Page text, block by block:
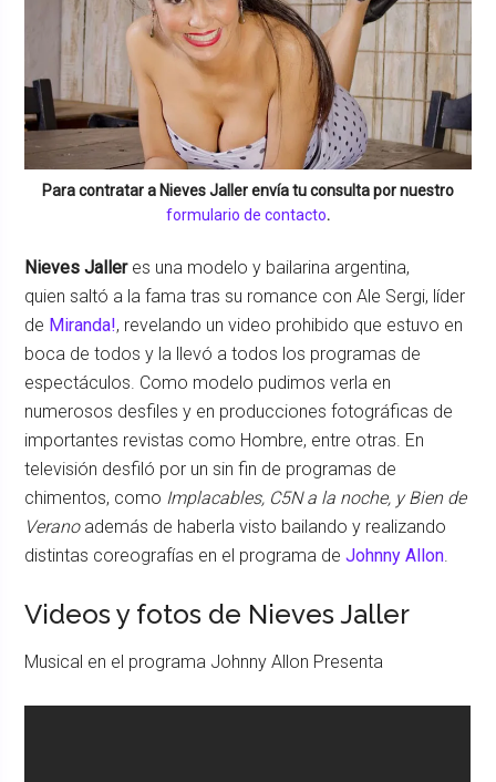
Para contratar a Nieves Jallerenvía tu consulta por nuestro
formulario de contacto.
Nieves Jalleres una modelo y bailarina argentina,
quien saltó a la fama tras su romance con Ale Sergi, líder
de Miranda!, revelando un video prohibido que estuvo en
boca de todos y la llevó a todos los programas de
espectáculos. Como modelo pudimos verla en
numerosos desfiles y en producciones fotográficas de
importantes revistas como Hombre, entre otras. En
televisión desfiló por un sin fin de programas de
chimentos, como Implacables, C5N a la noche, y Bien de
Veranoademás de haberla visto bailando y realizando
distintas coreografías en el programa deJohnny Allon
Videos y fotos de Nieves Jaller
Musical en el programa Johnny Allon Presenta